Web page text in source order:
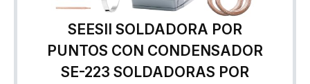
SEESII SOLDADORA POR
PUNTOS CON CONDENSADOR
SE-223 SOLDADORAS POR